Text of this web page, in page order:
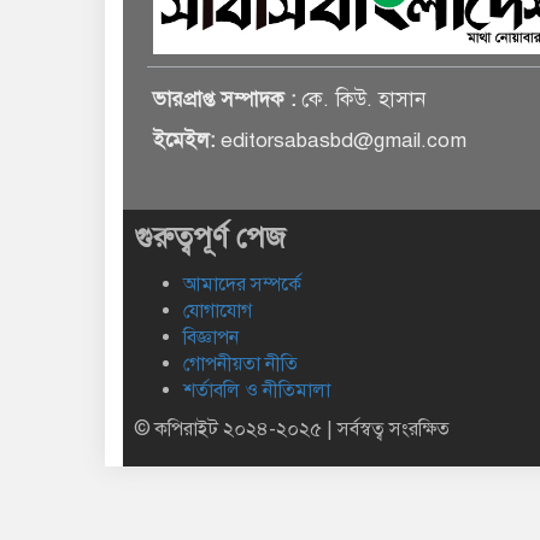
ভারপ্রাপ্ত সম্পাদক : কে. কিউ. হাসান
ইমেইল: editorsabasbd@gmail.com
গুরুত্বপূর্ণ পেজ
আমাদের সম্পর্কে
যোগাযোগ
বিজ্ঞাপন
গোপনীয়তা নীতি
শর্তাবলি ও নীতিমালা
© কপিরাইট ২০২৪-২০২৫ | সর্বস্বত্ব সংরক্ষিত